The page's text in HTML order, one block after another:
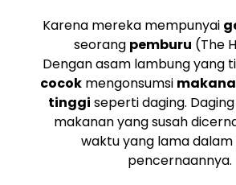
Karena mereka mempunyai
seorang pemburu (The
Dengan asam lambung yang
cocokmengonsumsi
tinggi seperti daging.
makanan yang susah
waktu yang lama dalam
pencernaannya.